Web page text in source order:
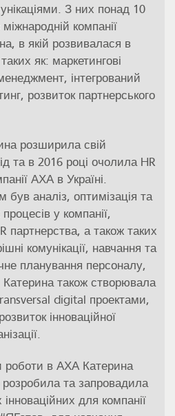
З них понад 10
компанії
в якій розвивалася в
як: маркетингові
інтегрований
розвиток партнерського
розширила свій
та в 2016 році очолила HR
АХА в Україні.
аналіз, оптимізація та
у компанії,
партнерства, а також таких
комунікації, навчання та
планування персоналу,
Катерина також створювала
digital проектами,
інноваційної
роботи в АХА Катерина
та запровадила
інноваційних для компанії